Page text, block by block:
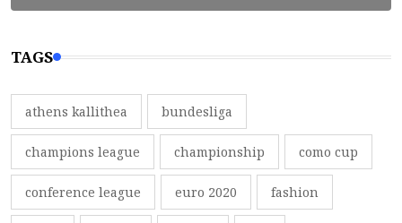
TAGS
athens kallithea bundesliga
champions league championship como cup
conference league euro 2020 fashion